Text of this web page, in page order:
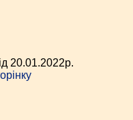
20.01.2022p.